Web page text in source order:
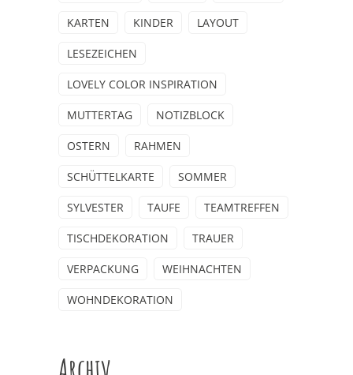
KARTEN KINDER LAYOUT
LESEZEICHEN
LOVELY COLOR INSPIRATION
MUTTERTAG NOTIZBLOCK
OSTERN RAHMEN
SCHÜTTELKARTE SOMMER
SYLVESTER TAUFE TEAMTREFFEN
TISCHDEKORATION TRAUER
VERPACKUNG WEIHNACHTEN
WOHNDEKORATION